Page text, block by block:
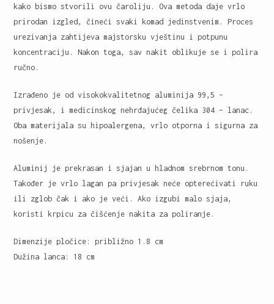
kako bismo stvorili ovu čaroliju. Ova metoda daje vrlo
prirodan izgled, čineći svaki komad jedinstvenim. Proces
urezivanja zahtijeva majstorsku vještinu i potpunu
koncentraciju. Nakon toga, sav nakit oblikuje se i polira
ručno.
Izrađeno je od visokokvalitetnog aluminija 99,5 –
privjesak, i medicinskog nehrđajućeg čelika 304 – lanac.
Oba materijala su hipoalergena, vrlo otporna i sigurna za
nošenje.
Aluminij je prekrasan i sjajan u hladnom srebrnom tonu.
Također je vrlo lagan pa privjesak neće opterećivati ruku
ili zglob čak i ako je veći. Ako izgubi malo sjaja,
koristi krpicu za čišćenje nakita za poliranje.
Dimenzije pločice: približno 1.8 cm
Dužina lanca: 18 cm